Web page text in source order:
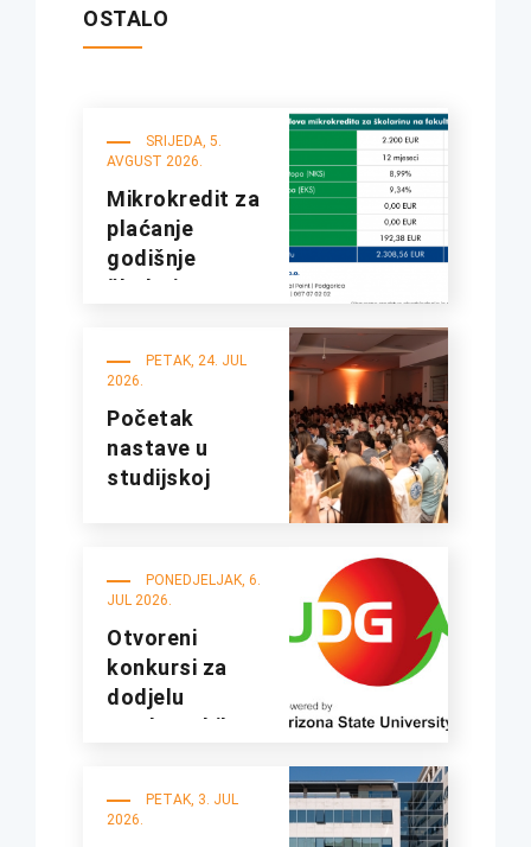
OSTALO
SRIJEDA, 5.
AVGUST 2026.
Mikrokredit za
plaćanje
godišnje
školarine na
PETAK, 24. JUL
2026.
Početak
nastave u
studijskoj
PONEDJELJAK, 6.
JUL 2026.
Otvoreni
konkursi za
dodjelu
studentskih
studijsku
PETAK, 3. JUL
2026.